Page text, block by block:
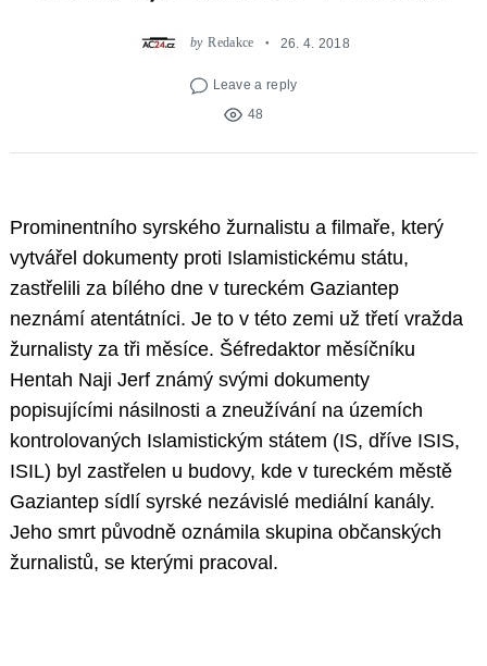
by Redakce 26. 4. 2018
Leave a reply
48
Prominentního syrského žurnalistu a filmaře, který
vytvářel dokumenty proti Islamistickému státu,
zastřelili za bílého dne v tureckém Gaziantep
neznámí atentátníci. Je to v této zemi už třetí vražda
žurnalisty za tři měsíce. Šéfredaktor měsíčníku
Hentah Naji Jerf známý svými dokumenty
popisujícími násilnosti a zneužívání na územích
kontrolovaných Islamistickým státem (IS, dříve ISIS,
ISIL) byl zastřelen u budovy, kde v tureckém městě
Gaziantep sídlí syrské nezávislé mediální kanály.
Jeho smrt původně oznámila skupina občanských
žurnalistů, se kterými pracoval.